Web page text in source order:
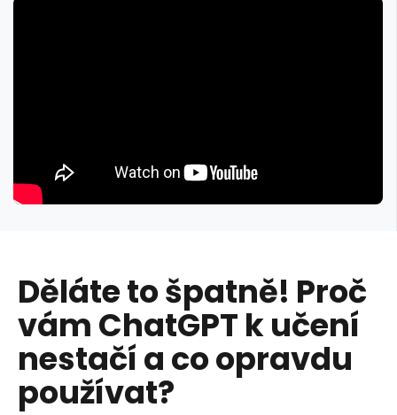
Děláte to špatně! Proč
vám ChatGPT k učení
nestačí a co opravdu
používat?